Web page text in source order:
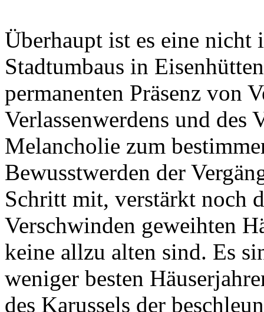
Überhaupt ist es eine nicht
Stadtumbaus in
permanenten Präsenz von
Verlassenwerdens und des
Melancholie zum
Bewusstwerden der
Schritt mit, verstärkt noch
Verschwinden geweihten
keine allzu alten sind. Es
weniger besten
des Karussels der